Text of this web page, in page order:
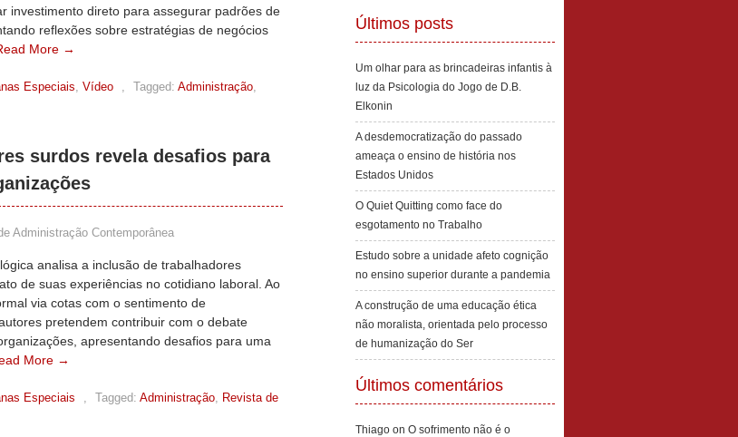
investimento direto para assegurar padrões de
reflexões sobre estratégias de negócios
More →
Especiais, Vídeo , Tagged: Administração,
surdos revela desafios para
Administração Contemporânea
analisa a inclusão de trabalhadores
de suas experiências no cotidiano laboral. Ao
via cotas com o sentimento de
pretendem contribuir com o debate
apresentando desafios para uma
More →
Especiais , Tagged: Administração, Revista de
Últimos posts
Um olhar para as brincadeiras infantis à
luz da Psicologia do Jogo de D.B.
Elkonin
A desdemocratização do passado
ameaça o ensino de história nos
Estados Unidos
O Quiet Quitting como face do
esgotamento no Trabalho
Estudo sobre a unidade afeto cognição
no ensino superior durante a pandemia
A construção de uma educação ética
não moralista, orientada pelo processo
de humanização do Ser
Últimos comentários
Thiago on O sofrimento não é o